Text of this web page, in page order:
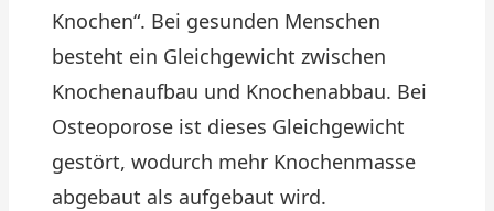
Knochen“. Bei gesunden Menschen
besteht ein Gleichgewicht zwischen
Knochenaufbau und Knochenabbau. Bei
Osteoporose ist dieses Gleichgewicht
gestört, wodurch mehr Knochenmasse
abgebaut als aufgebaut wird.